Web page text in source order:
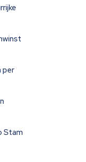
per
Stam